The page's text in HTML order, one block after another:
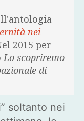
nei
2015 per
Lo scopriremo
di
soltanto nei